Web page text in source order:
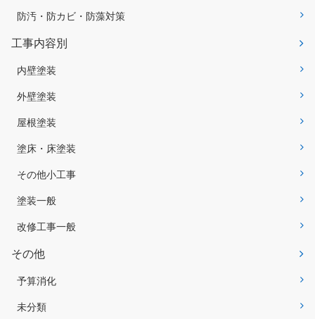
防汚・防カビ・防藻対策
工事内容別
内壁塗装
外壁塗装
屋根塗装
塗床・床塗装
その他小工事
塗装一般
改修工事一般
その他
予算消化
未分類